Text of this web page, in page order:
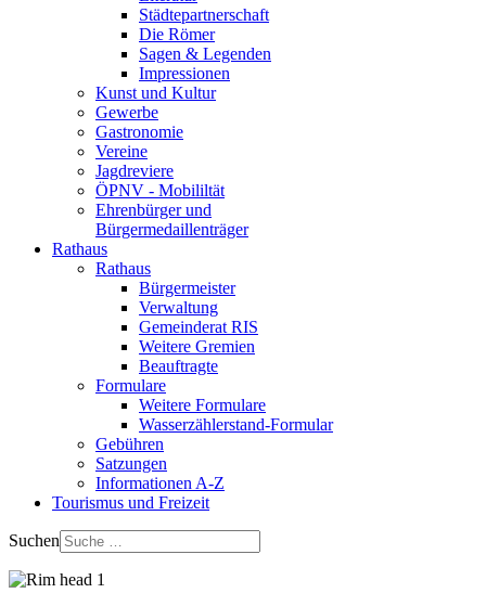
Städtepartnerschaft
Die Römer
Sagen & Legenden
Impressionen
Kunst und Kultur
Gewerbe
Gastronomie
Vereine
Jagdreviere
ÖPNV - Mobililtät
Ehrenbürger und
Bürgermedaillenträger
Rathaus
Rathaus
Bürgermeister
Verwaltung
Gemeinderat RIS
Weitere Gremien
Beauftragte
Formulare
Weitere Formulare
Wasserzählerstand-Formular
Gebühren
Satzungen
Informationen A-Z
Tourismus und Freizeit
Suchen